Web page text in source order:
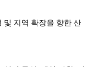
및 지역 확장을 향한 산